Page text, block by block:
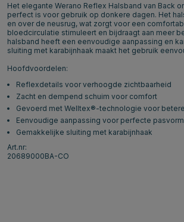
Het elegante Werano Reflex Halsband van Back
perfect is voor gebruik op donkere dagen. Het
en over de neusrug, wat zorgt voor een
bloedcirculatie stimuleert en bijdraagt aan meer
halsband heeft een eenvoudige aanpassing en
sluiting met karabijnhaak maakt het gebruik
Hoofdvoordelen:
Reflexdetails voor verhoogde zichtbaarheid
Zacht en dempend schuim voor comfort
Gevoerd met Welltex®-technologie voor
Eenvoudige aanpassing voor perfecte pasvorm
Gemakkelijke sluiting met karabijnhaak
Art.nr:
20689000BA-CO